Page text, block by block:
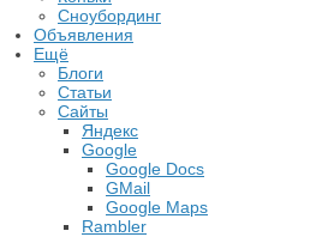
Сноубординг
Объявления
Ещё
Блоги
Статьи
Сайты
Яндекс
Google
Google Docs
GMail
Google Maps
Rambler